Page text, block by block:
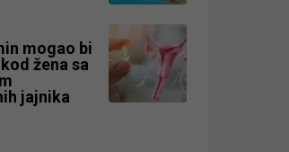
mogao bi
žena sa
jajnika